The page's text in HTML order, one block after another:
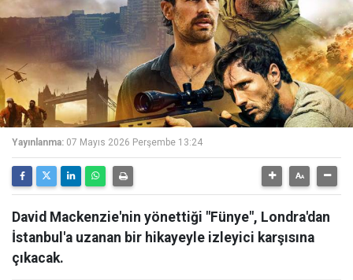
Yayınlanma: 07 Mayıs 2026 Perşembe 13:24
David Mackenzie'nin yönettiği "Fünye", Londra'dan
İstanbul'a uzanan bir hikayeyle izleyici karşısına
çıkacak.